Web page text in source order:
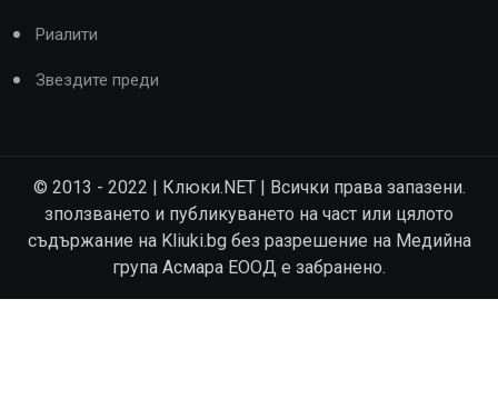
Риалити
Звездите преди
© 2013 - 2022 | Клюки.NET | Всички права запазени.
зползването и публикуването на част или цялото
съдържание на Kliuki.bg без разрешение на Медийна
група Асмара ЕООД е забранено.